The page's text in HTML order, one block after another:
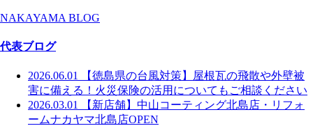
NAKAYAMA BLOG
代表ブログ
2026.06.01
【徳島県の台風対策】屋根瓦の飛散や外壁被
害に備える！火災保険の活用についてもご相談ください
2026.03.01
【新店舗】中山コーティング北島店・リフォ
ームナカヤマ北島店OPEN